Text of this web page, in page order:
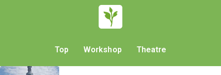
Top Workshop Theatre